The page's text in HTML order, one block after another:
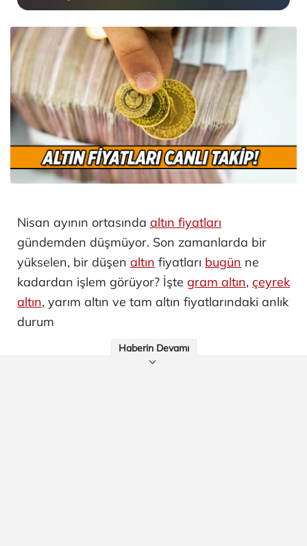
Nisan ayının ortasında altın fiyatları
gündemden düşmüyor. Son zamanlarda bir
yükselen, bir düşen altın fiyatları bugün ne
kadardan işlem görüyor? İşte gram altın, çeyrek
altın, yarım altın ve tam altın fiyatlarındaki anlık
durum
Haberin Devamı